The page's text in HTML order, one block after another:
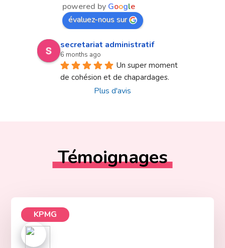
powered by Google
évaluez-nous sur
secretariat administratif
6 months ago
Un super moment
de cohésion et de chapardages.
Plus d'avis
Témoignages
KPMG